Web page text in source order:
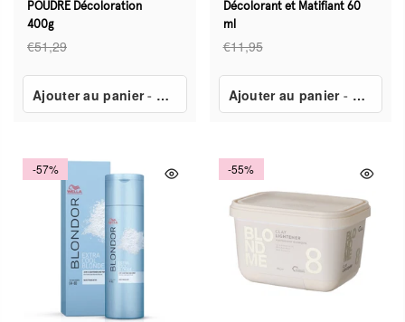
POUDRE Décoloration
400g
€51,29
Ajouter au panier- €23,39
Décolorant et Matifiant 60
ml
€11,95
Ajouter au panier- €8,69
-57% -55%